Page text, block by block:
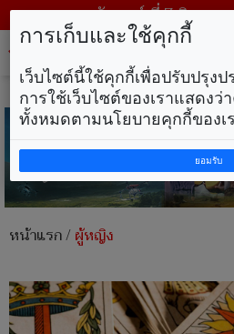
วันศุกร์ ที่ 7 สิงหาค
หน้าแรก/ผู้หญิง
การเก็บและใช้คุกกี้
เว็บไซต์นี้ใช้คุกกี้เพื่อปรับปรุง
การใช้เว็บไซต์ของเราแสดง
ทั้งหมดตามนโยบายคุกกี้ของเ
ยอมรับ